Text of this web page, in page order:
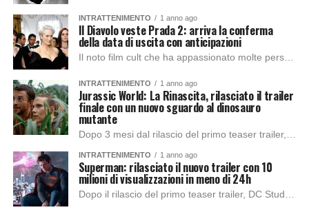
INTRATTENIMENTO 1 anno ago
Il Diavolo veste Prada 2: arriva la conferma
della data di uscita con anticipazioni
Il noto film cult che ha appassionato molte persone nel 2006 sta per tornarne sul grande schermo e annuncia la data ufficiale: 1 maggio 2026. Nel...
INTRATTENIMENTO 1 anno ago
Jurassic World: La Rinascita, rilasciato il trailer
finale con un nuovo sguardo al dinosauro
mutante
INTRATTENIMENTO 1 anno ago
Superman: rilasciato il nuovo trailer con 10
milioni di visualizzazioni in meno di 24h